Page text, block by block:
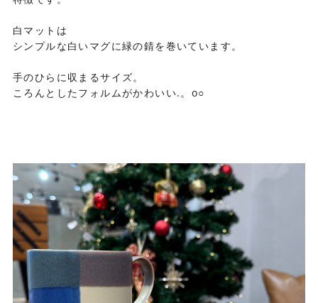
白マットは
シンプルな白いマグに緑の錆を巻いています。
手のひらに収まるサイズ。
ころんとしたフォルムがかわいい.。o○